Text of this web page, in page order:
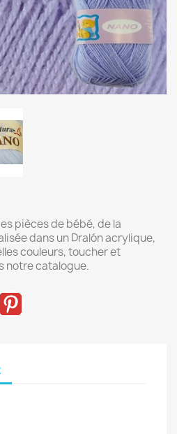
pièces de bébé, de la
dans un Dralón acrylique,
couleurs, toucher et
notre catalogue.